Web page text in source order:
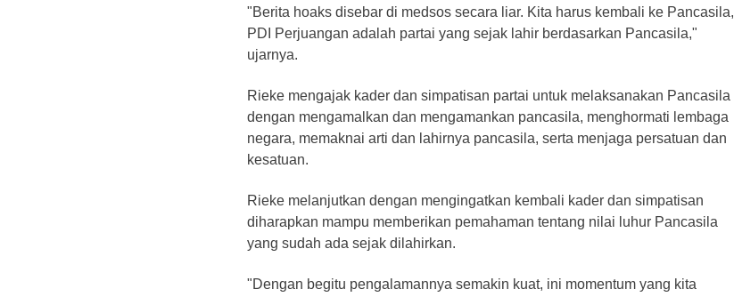
"Berita hoaks disebar di medsos secara liar. Kita harus kembali ke Pancasila,
PDI Perjuangan adalah partai yang sejak lahir berdasarkan Pancasila,"
ujarnya.
Rieke mengajak kader dan simpatisan partai untuk melaksanakan Pancasila
dengan mengamalkan dan mengamankan pancasila, menghormati lembaga
negara, memaknai arti dan lahirnya pancasila, serta menjaga persatuan dan
kesatuan.
Rieke melanjutkan dengan mengingatkan kembali kader dan simpatisan
diharapkan mampu memberikan pemahaman tentang nilai luhur Pancasila
yang sudah ada sejak dilahirkan.
"Dengan begitu pengalamannya semakin kuat, ini momentum yang kita